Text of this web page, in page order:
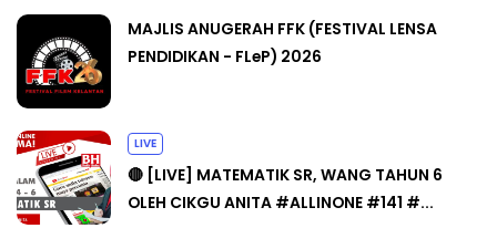
MAJLIS ANUGERAH FFK (FESTIVAL LENSA
PENDIDIKAN - FLeP) 2026
LIVE
🔴 [LIVE] MATEMATIK SR, WANG TAHUN 6
OLEH CIKGU ANITA #ALLINONE #141 #...